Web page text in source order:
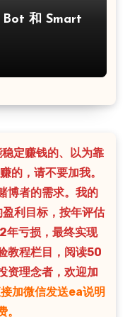
和 Smart
定赚钱的、以为靠
的，请不要加我。
博者的需求。我的
利目标，按年评估
年亏损，最终实现
教程栏目，阅读50
资理念者，欢迎加
加微信发送ea说明